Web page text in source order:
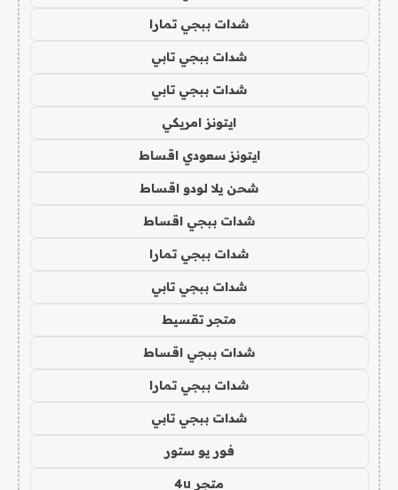
شدات ببجي تمارا
شدات ببجي تابي
شدات ببجي تابي
ايتونز امريكي
ايتونز سعودي اقساط
شحن يلا لودو اقساط
شدات ببجي اقساط
شدات ببجي تمارا
شدات ببجي تابي
متجر تقسيط
شدات ببجي اقساط
شدات ببجي تمارا
شدات ببجي تابي
فور يو ستور
متجر 4u